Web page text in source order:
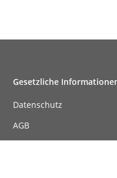
Gesetzliche
Datenschutz
AGB